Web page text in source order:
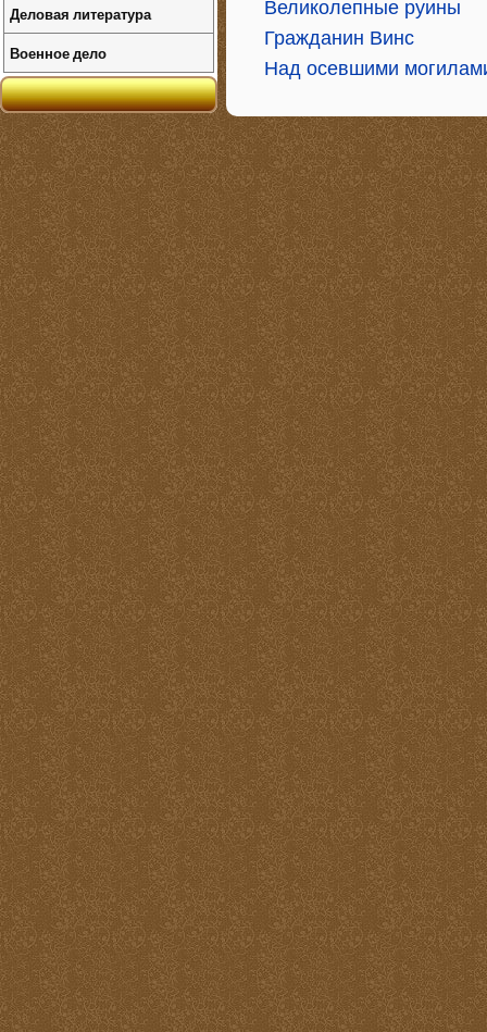
Великолепные руины
Гражданин Винс
Над осевшими
Деловая литература
Военное дело